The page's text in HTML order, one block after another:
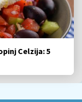
Celzija: 5